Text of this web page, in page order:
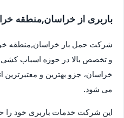
باربری از خراسان,منطقه
شرکت حمل بار خراسان,منطقه
و تخصص بالا در حوزه اسباب
خراسان، جزو بهترین و
می شود.
این شرکت خدمات باربری خود را